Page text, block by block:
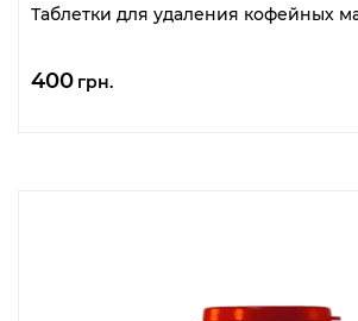
Таблетки для удаления кофейных
400 грн.